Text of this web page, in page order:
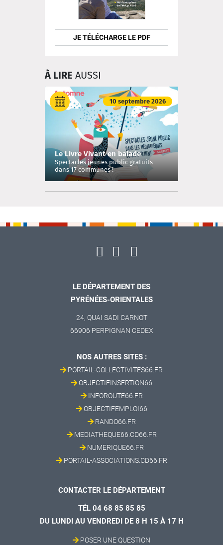
JE TÉLÉCHARGE LE PDF
À LIRE AUSSI
10 septembre 2026
Le Livre Vivant en balade
Spectacles jeunes public gratuits
dans 17 communes !
LE DÉPARTEMENT DES
PYRÉNÉES-ORIENTALES
24, QUAI SADI CARNOT
66906 PERPIGNAN CEDEX
NOS AUTRES SITES :
PORTAIL-COLLECTIVITES66.FR
OBJECTIFINSERTION66
INFOROUTE66.FR
OBJECTIFEMPLOI66
RANDO66.FR
MEDIATHEQUE66.CD66.FR
NUMERIQUE66.FR
PORTAIL-ASSOCIATIONS.CD66.FR
CONTACTER LE DÉPARTEMENT
TÉL 04 68 85 85 85
DU LUNDI AU VENDREDI DE 8 H 15 À 17 H
POSER UNE QUESTION